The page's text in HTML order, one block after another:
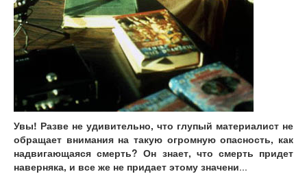
Увы! Разве не удивительно, что глупый материалист не
обращает внимания на такую огромную опасность, как
надвигающаяся смерть? Он знает, что смерть придет
наверняка, и все же не придает этому значени...